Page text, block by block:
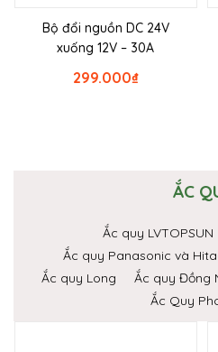
Bộ đổi nguồn DC 24V
xuống 12V – 30A
₫
299.000
ẮC
Ắc quy LVTOPSUN
Ắc quy Panasonic và
Ắc quy Long
Ắc quy Đồng
Ắc Quy